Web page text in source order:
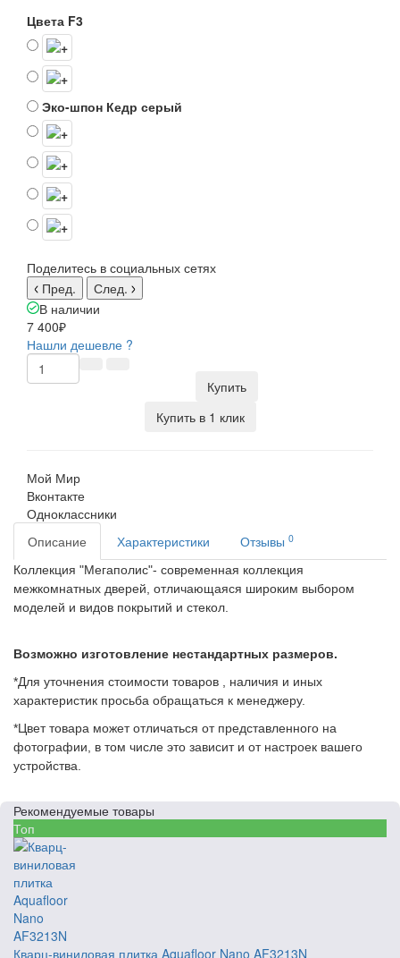
Цвета F3
Эко-шпон Кедр серый
Поделитесь в социальных сетях
Пред.
След.
В наличии
7 400₽
Нашли дешевле ?
Купить
Купить в 1 клик
Мой Мир
Вконтакте
Одноклассники
Описание
Характеристики Отзывы 0
Коллекция "Мегаполис"- современная коллекция
межкомнатных дверей, отличающаяся широким выбором
моделей и видов покрытий и стекол.
Возможно изготовление нестандартных размеров.
*Для уточнения стоимости товаров , наличия и иных
характеристик просьба обращаться к менеджеру.
*Цвет товара может отличаться от представленного на
фотографии, в том числе это зависит и от настроек вашего
устройства.
Рекомендуемые товары
Топ
Кварц-виниловая плитка Aquafloor Nano AF3213N